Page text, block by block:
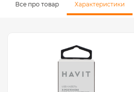
Все про товар Характеристики